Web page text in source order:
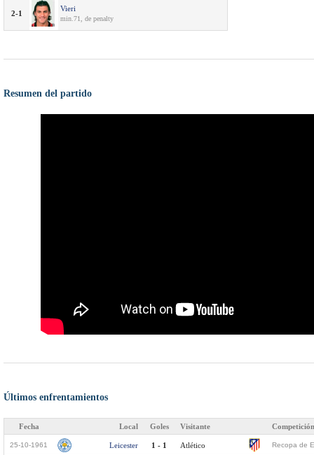
2-1
Vieri
min.71, de penalty
Resumen del partido
Últimos enfrentamientos
Fecha Local Goles Visitante Competición
25-10-1961 Leicester 1 - 1 Atlético Recopa de